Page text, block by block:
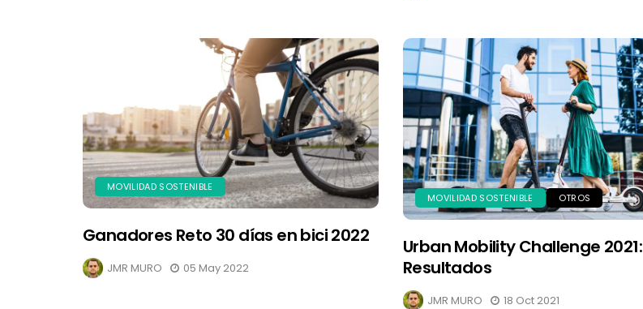
MOVILIDAD SOSTENIBLE
Ganadores Reto 30 días en bici 2022
JMR MURO 05 May 2022
MOVILIDAD SOSTENIBLE OTROS
Urban Mobility Challenge 2021:
Resultados
JMR MURO 18 Oct 2021